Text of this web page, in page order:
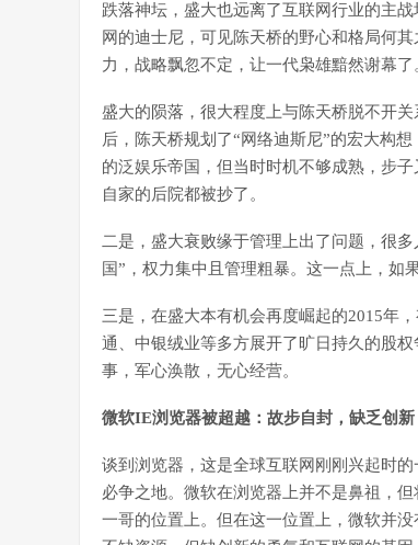
跌落神坛，盛大也远离了互联网行业的主
网的迪士尼，可见陈天桥的野心和格局何
力，战略飘忽不定，让一代枭雄黯然谢幕了
盛大的陨落，很大程度上与陈天桥脱不开
后，陈天桥规划了“网络迪斯尼”的宏大构
的泛娱乐帝国，但当时时机不够成熟，步
自家的后院都被抄了。
二是，盛大衰败缘于管理上出了问题，很
国”，权力集中且管理粗暴。这一点上，如
三是，在盛大本有机会再度崛起的2015年
通、中银绒业等多方展开了旷日持久的股
事，军心涣散，无心经营。
微软IE浏览器被超越：故步自封，缺乏创新
谈到浏览器，这是全球互联网刚刚兴起时
必争之地。微软在浏览器上并不是鼻祖，
一哥的位置上。但在这一位置上，微软并